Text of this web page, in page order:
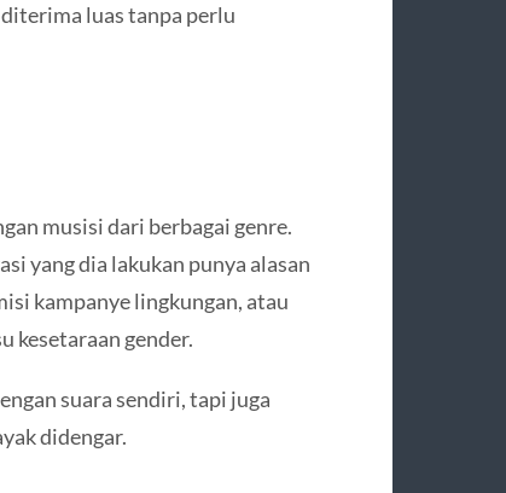
luas tanpa perlu
musisi dari berbagai genre.
yang dia lakukan punya alasan
kampanye lingkungan, atau
kesetaraan gender.
suara sendiri, tapi juga
didengar.